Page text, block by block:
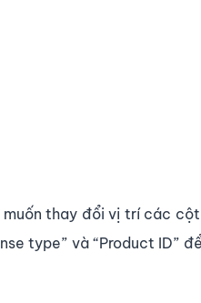
thay đổi vị trí các
type” và “Product ID”